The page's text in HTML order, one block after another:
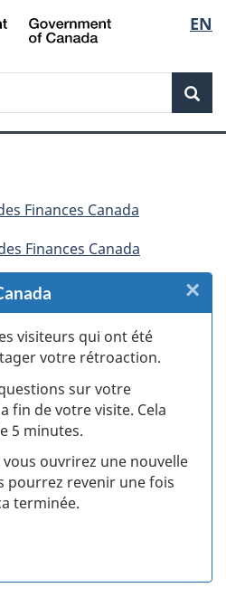
Passer
au
Passer
au
Passer
à
du
Passer
à
simplifiée
de
la
EN
Finances Canada
Finances Canada
visiteurs qui ont été
votre rétroaction.
sur votre
fin de votre visite. Cela
5 minutes.
vous ouvrirez une nouvelle
pourrez revenir une fois
terminée.
×